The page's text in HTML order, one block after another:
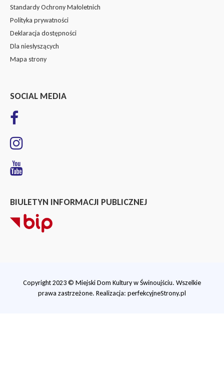
Standardy Ochrony Małoletnich
Polityka prywatności
Deklaracja dostępności
Dla niesłyszących
Mapa strony
SOCIAL MEDIA
BIULETYN INFORMACJI PUBLICZNEJ
Copyright 2023 © Miejski Dom Kultury w Świnoujściu. Wszelkie
prawa zastrzeżone. Realizacja: perfekcyjneStrony.pl